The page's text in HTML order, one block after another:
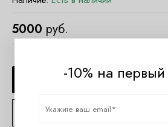
5000 руб.
ДОБАВИТЬ В
КУПИТЬ В 1 КЛИК
-10% на первый